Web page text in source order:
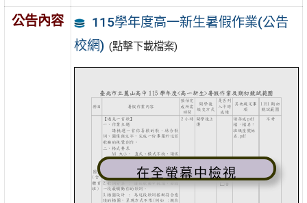
公告內容
115學年度高一新生暑假作業(公告
校網) (點擊下載檔案)
在全螢幕中檢視